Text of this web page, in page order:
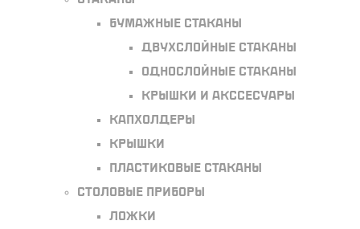
Бумажные стаканы
Двухслойные стаканы
Однослойные стаканы
Крышки и акссесуары
Капхолдеры
Крышки
Пластиковые стаканы
Столовые приборы
Ложки